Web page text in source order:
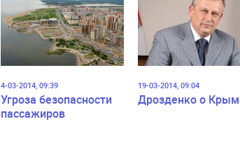
4-03-2014, 09:39
Угроза безопасности
пассажиров
19-03-2014, 09:04
Дрозденко о